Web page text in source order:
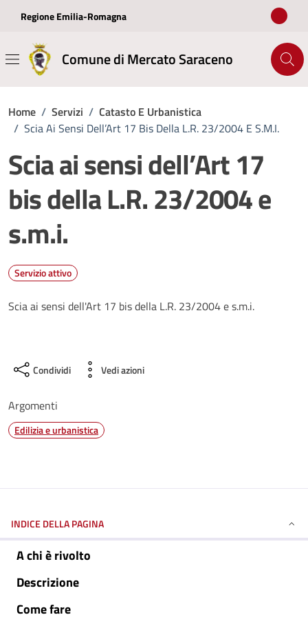
Regione Emilia-Romagna
Comune di Mercato Saraceno
Home / Servizi / Catasto E Urbanistica
/ Scia Ai Sensi Dell’Art 17 Bis Della L.R. 23/2004 E S.m.i.
Scia ai sensi dell’Art 17
bis della L.R. 23/2004 e
s.m.i.
Servizio attivo
Scia ai sensi dell'Art 17 bis della L.R. 23/2004 e s.m.i.
Condividi Vedi azioni
Argomenti
Edilizia e urbanistica
INDICE DELLA PAGINA
A chi è rivolto
Descrizione
Come fare